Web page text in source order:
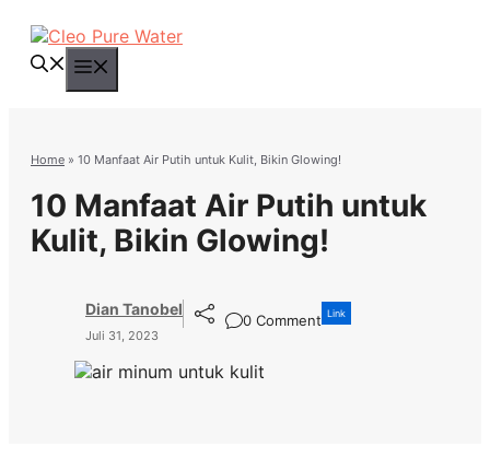
Home » 10 Manfaat Air Putih untuk Kulit, Bikin Glowing!
10 Manfaat Air Putih untuk
Kulit, Bikin Glowing!
Dian Tanobel
Juli 31, 2023
0 Comment Link